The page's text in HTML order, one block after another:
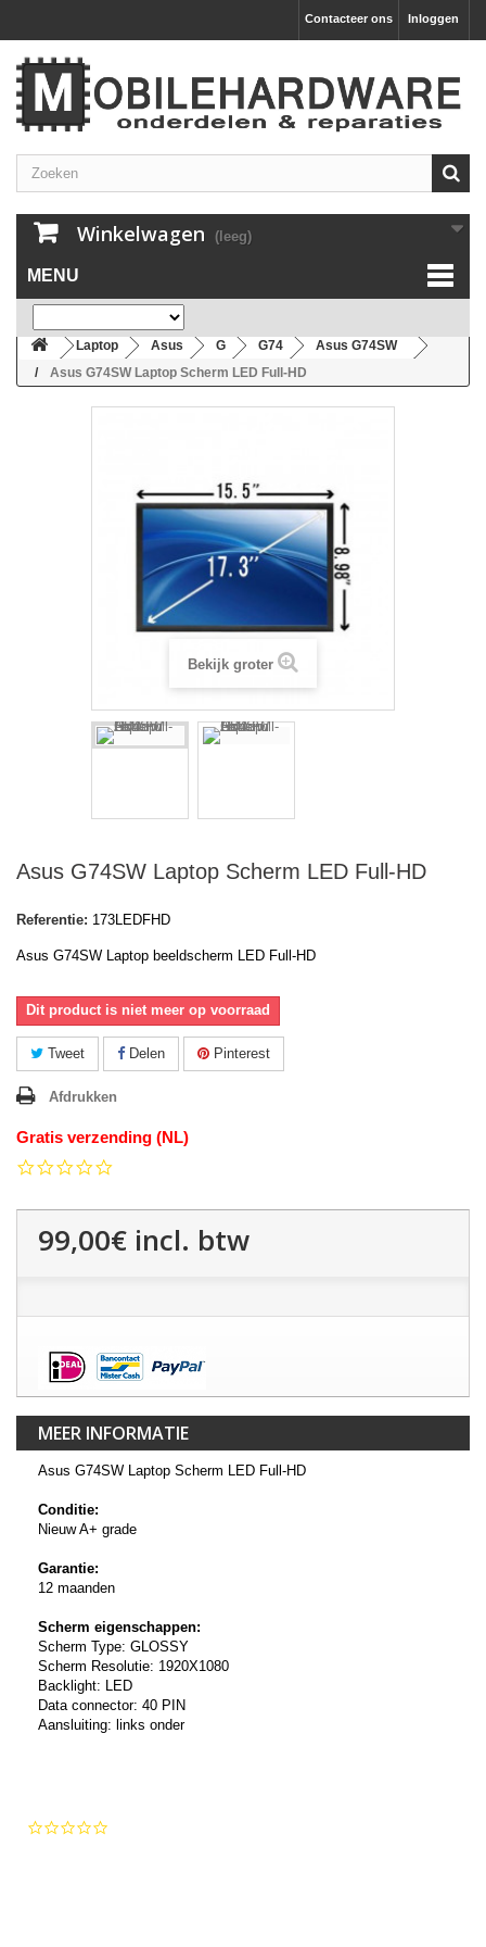
Inloggen
Contacteer ons
Winkelwagen (leeg)
MENU
Laptop Asus G G74
Asus G74SW
Asus G74SW Laptop Scherm LED Full-HD
Bekijk groter
Asus G74SW Laptop Scherm LED Full-HD
Referentie: 173LEDFHD
Asus G74SW Laptop beeldscherm LED Full-HD
Dit product is niet meer op voorraad
Tweet Delen Pinterest
Afdrukken
Gratis verzending (NL)
99,00€ incl. btw
MEER INFORMATIE
Asus G74SW Laptop Scherm LED Full-HD
Conditie:
Nieuw A+ grade
Garantie:
12 maanden
Scherm eigenschappen:
Scherm Type: GLOSSY
Scherm Resolutie: 1920X1080
Backlight: LED
Data connector: 40 PIN
Aansluiting: links onder